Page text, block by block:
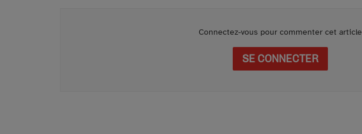
Connectez-vous pour commenter cet article
SE CONNECTER